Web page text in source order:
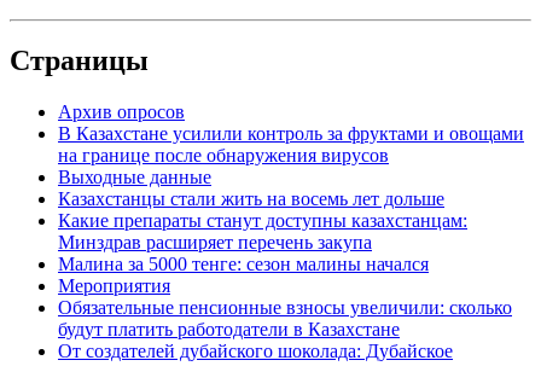
Страницы
Архив опросов
В Казахстане усилили контроль за фруктами и овощами
на границе после обнаружения вирусов
Выходные данные
Казахстанцы стали жить на восемь лет дольше
Какие препараты станут доступны казахстанцам:
Минздрав расширяет перечень закупа
Малина за 5000 тенге: сезон малины начался
Мероприятия
Обязательные пенсионные взносы увеличили: сколько
будут платить работодатели в Казахстане
От создателей дубайского шоколада: Дубайское